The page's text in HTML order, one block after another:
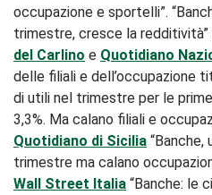
occupazione e sportelli”.
trimestre, cresce la redditività”
del Carlino e Quotidiano
delle filiali e dell’occupazione
di utili nel trimestre per le
3,3%. Ma calano filiali e
Quotidiano di Sicilia “Banche,
trimestre ma calano
Wall Street Italia “Banche: le